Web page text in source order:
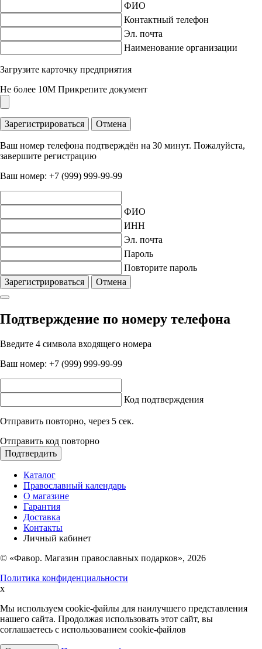
ФИО
Контактный телефон
Эл. почта
Наименование организации
Загрузите карточку предприятия
Не более 10M Прикрепите документ
Зарегистрироваться Отмена
Ваш номер телефона подтверждён на 30 минут. Пожалуйста,
завершите регистрацию
Ваш номер: +7 (999) 999-99-99
ФИО
ИНН
Эл. почта
Пароль
Повторите пароль
Зарегистрироваться
Отмена
Подтверждение по номеру телефона
Введите 4 символа входящего номера
Ваш номер: +7 (999) 999-99-99
Код подтверждения
Отправить повторно, через 5 сек.
Отправить код повторно
Подтвердить
Каталог
Православный календарь
О магазине
Гарантия
Доставка
Контакты
Личный кабинет
© «Фавор. Магазин православных подарков», 2026
Политика конфиденциальности
x
Мы используем cookie-файлы для наилучшего представления
нашего сайта. Продолжая использовать этот сайт, вы
соглашаетесь с использованием cookie-файлов